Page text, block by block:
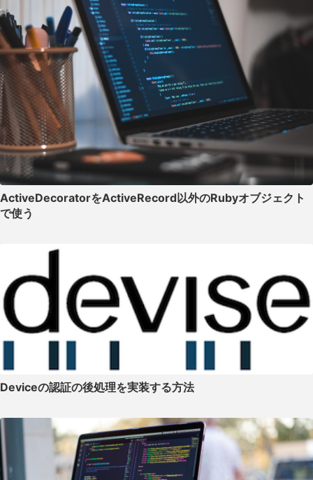
ActiveDecoratorをActiveRecord以外のRubyオブジェクト
で使う
Deviceの認証の後処理を実装する方法